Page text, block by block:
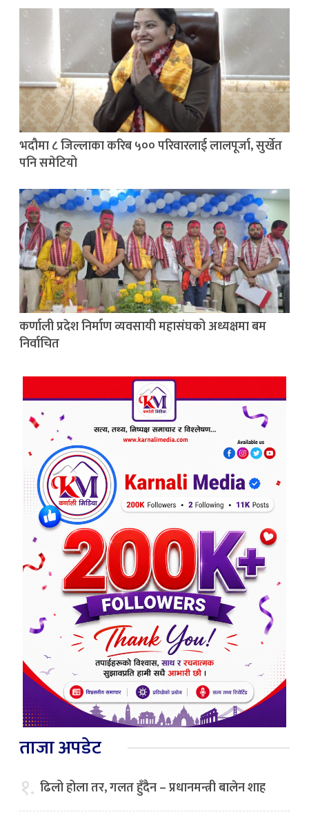
भदौमा ८ जिल्लाका करिब ५०० परिवारलाई लालपूर्जा, सुर्खेत
पनि समेटियो
कर्णाली प्रदेश निर्माण व्यवसायी महासंघको अध्यक्षमा बम
निर्वाचित
ताजा अपडेट
१. ढिलो होला तर, गलत हुँदैन – प्रधानमन्त्री बालेन शाह